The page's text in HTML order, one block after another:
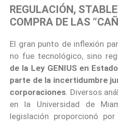
REGULACIÓN,
COMPRA DE LAS
El gran punto de inflexión
no fue tecnológico, sino
de la Ley GENIUS en
parte de la incertidumbre
corporaciones. Diversos
en la Universidad de
legislación proporcionó